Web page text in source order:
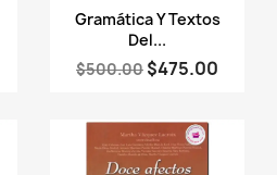
Vista rápida
Gramática Y Textos
Del...
$500.00 $475.00